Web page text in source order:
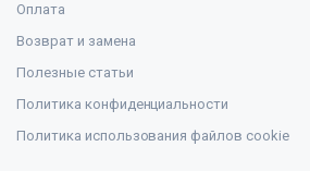
Оплата
Возврат и замена
Полезные статьи
Политика конфиденциальности
Политика использования файлов cookie